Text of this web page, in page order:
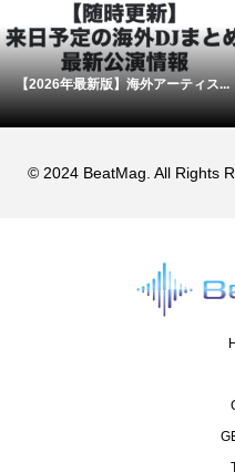
【2026年最新版】海外アーティス...
© 2024 BeatMag. All Rights